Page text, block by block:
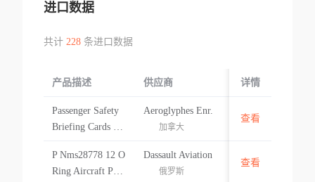
进口数据
共计 228条进口数据
产品描述 供应商 起运国/地区
详情
Passenger Safety
Briefing Cards Pa
ft Briefing Knowl
edge Not For Sale
Aeroglyphes Enr.
加拿大
加拿大
查看
P Nms28778 12 O
Ring Aircraft Part
Dassault Aviation
俄罗斯
美国
查看